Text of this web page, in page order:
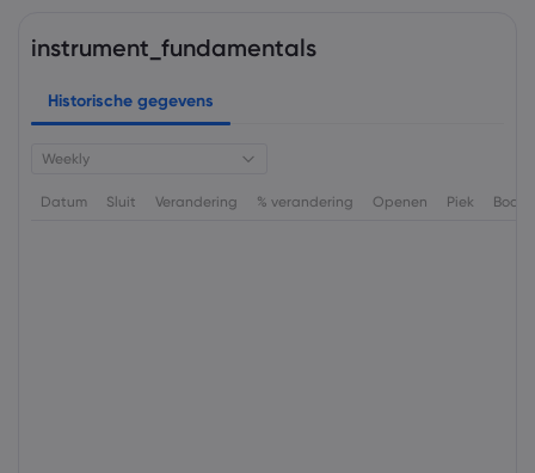
instrument_fundamentals
Historische gegevens
Weekly
Datum Sluit Verandering % verandering Openen Piek